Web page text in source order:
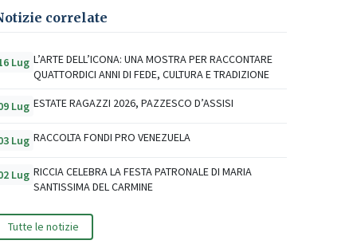
correlate
Lug L’ARTE DELL’ICONA: UNA MOSTRA PER RACCONTARE
QUATTORDICI ANNI DI FEDE, CULTURA E TRADIZIONE
Lug ESTATE RAGAZZI 2026, PAZZESCO D’ASSISI
Lug RACCOLTA FONDI PRO VENEZUELA
Lug RICCIA CELEBRA LA FESTA PATRONALE DI MARIA
SANTISSIMA DEL CARMINE
Tutte le notizie